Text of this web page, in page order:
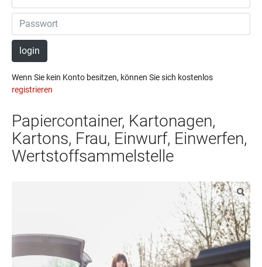
login
Wenn Sie kein Konto besitzen, können Sie sich kostenlos
registrieren
Papiercontainer, Kartonagen,
Kartons, Frau, Einwurf, Einwerfen,
Wertstoffsammelstelle